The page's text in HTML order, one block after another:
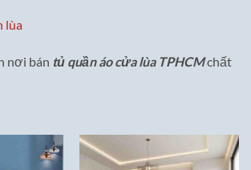
lùa
nơi bán tủ quần áo cửa lùa TPHCMchất